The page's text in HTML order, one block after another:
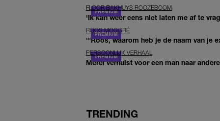
FLOOR BAKHUYS ROOZEBOOM
'Ik kan weer eens niet laten me af te
ROOS MOGGRÉ
'"Roos, waarom heb je de naam van je
PERSOONLIJK VERHAAL
Merel verhuist voor een man naar
TRENDING